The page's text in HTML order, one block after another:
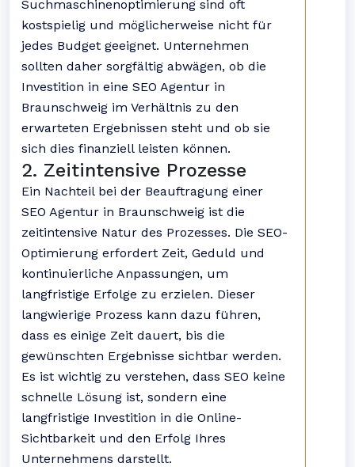
Suchmaschinenoptimierung sind oft
kostspielig und möglicherweise nicht für
jedes Budget geeignet. Unternehmen
sollten daher sorgfältig abwägen, ob die
Investition in eine SEO Agentur in
Braunschweig im Verhältnis zu den
erwarteten Ergebnissen steht und ob sie
sich dies finanziell leisten können.
2. Zeitintensive Prozesse
Ein Nachteil bei der Beauftragung einer
SEO Agentur in Braunschweig ist die
zeitintensive Natur des Prozesses. Die SEO-
Optimierung erfordert Zeit, Geduld und
kontinuierliche Anpassungen, um
langfristige Erfolge zu erzielen. Dieser
langwierige Prozess kann dazu führen,
dass es einige Zeit dauert, bis die
gewünschten Ergebnisse sichtbar werden.
Es ist wichtig zu verstehen, dass SEO keine
schnelle Lösung ist, sondern eine
langfristige Investition in die Online-
Sichtbarkeit und den Erfolg Ihres
Unternehmens darstellt.